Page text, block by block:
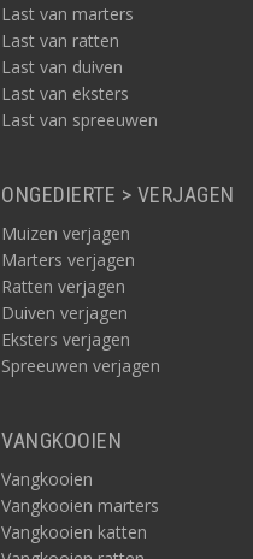
Last van marters
Last van ratten
Last van duiven
Last van eksters
Last van spreeuwen
ONGEDIERTE > VERJAGEN
Muizen verjagen
Marters verjagen
Ratten verjagen
Duiven verjagen
Eksters verjagen
Spreeuwen verjagen
VANGKOOIEN
Vangkooien
Vangkooien marters
Vangkooien katten